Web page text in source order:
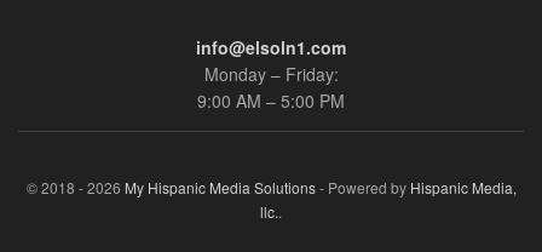
info@elsoln1.com
Monday – Friday:
9:00 AM – 5:00 PM
© 2018 - 2026 My Hispanic Media Solutions- Powered by Hispanic Media,
llc..